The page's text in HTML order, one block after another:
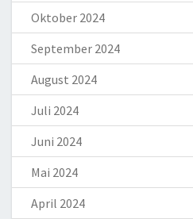
Oktober 2024
September 2024
August 2024
Juli 2024
Juni 2024
Mai 2024
April 2024